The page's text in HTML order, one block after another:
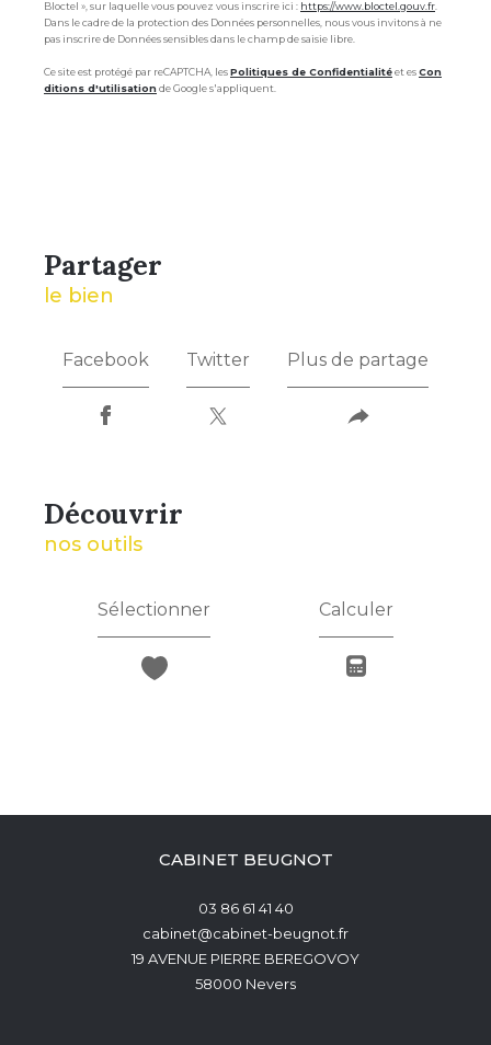
Bloctel », sur laquelle vous pouvez vous inscrire ici : https://www.bloctel.gouv.fr
Dans le cadre de la protection des Données personnelles, nous vous invitons à ne
pas inscrire de Données sensibles dans le champ de saisie libre.
Ce site est protégé par reCAPTCHA, lesPolitiques de Confidentialitéet esCon
ditions d'utilisationde Google s'appliquent.
partager
le bien
Facebook Twitter Plus de partage
découvrir
nos outils
Sélectionner Calculer
CABINET BEUGNOT
03 86 61 41 40
cabinet@cabinet-beugnot.fr
19 AVENUE PIERRE BEREGOVOY
58000
Nevers